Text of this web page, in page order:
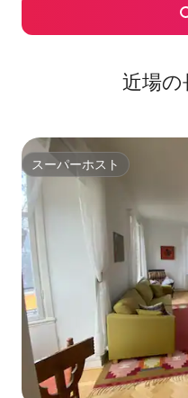
近場の
スーパーホスト
スーパーホスト